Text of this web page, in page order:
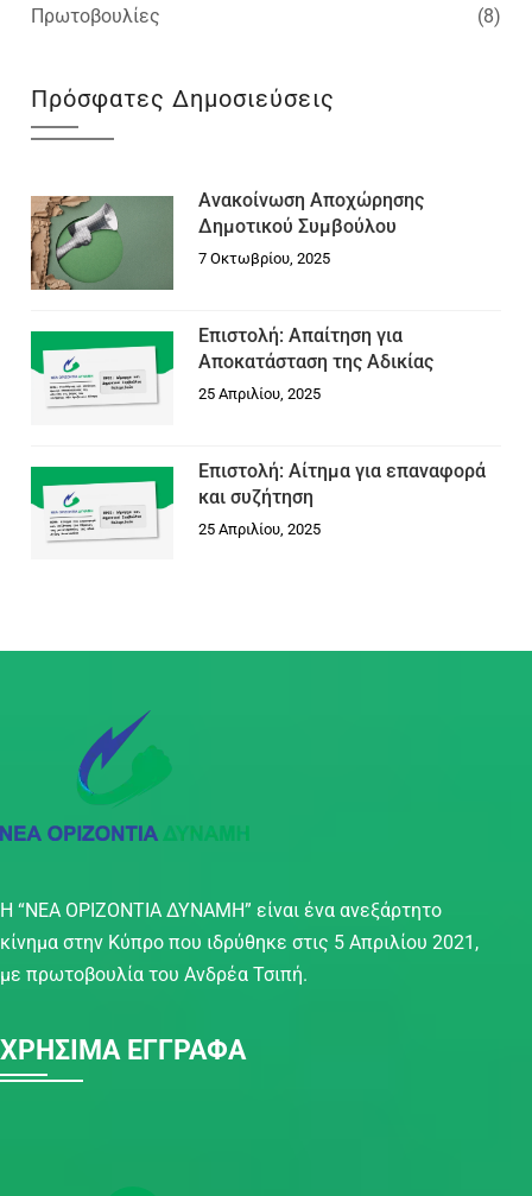
Πρωτοβουλίες (8)
Πρόσφατες Δημοσιεύσεις
Ανακοίνωση Αποχώρησης
Δημοτικού Συμβούλου
7 Οκτωβρίου, 2025
Επιστολή: Απαίτηση για
Αποκατάσταση της Αδικίας
25 Απριλίου, 2025
Επιστολή: Αίτημα για επαναφορά
και συζήτηση
25 Απριλίου, 2025
Η “ΝΕΑ ΟΡΙΖΟΝΤΙΑ ΔΥΝΑΜΗ” είναι ένα ανεξάρτητο
κίνημα στην Κύπρο που ιδρύθηκε στις 5 Απριλίου 2021,
με πρωτοβουλία του Ανδρέα Τσιπή.
ΧΡΗΣΙΜΑ ΕΓΓΡΑΦΑ